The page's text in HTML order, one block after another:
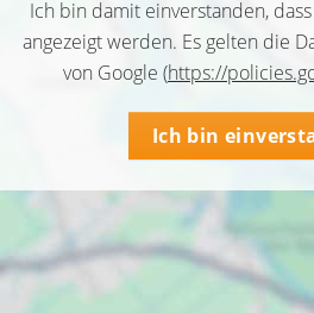
Ich bin damit einverstanden,
angezeigt werden. Es gelten die
von Google (https://
Ich bin